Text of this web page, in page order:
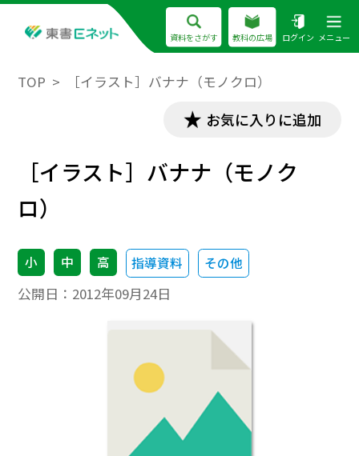
資料をさがす 教科の広場 ログイン メニュー
TOP ［イラスト］バナナ（モノクロ）
お気に入りに追加
［イラスト］バナナ（モノク
ロ）
小 中 高 指導資料 その他
公開日： 2012年09月24日